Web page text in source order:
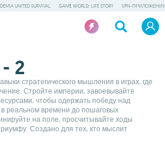
UNITED SURVIVAL GAME WORLD: LIFE STORY VPN-
2
стратегического мышления в играх, где
Стройте империи, завоевывайте
чтобы одержать победу над
реальном времени до пошаговых
на поле, просчитывайте ходы
Создано для тех, кто мыслит